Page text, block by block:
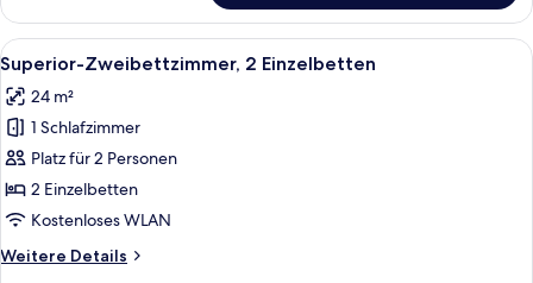
Doppelzimmer,
Queen-
Bett
Alle
Fotos
für
Superior-
Zweibettzimmer,
2 Einzelbetten
anzeigen
Ein Hotelzimmer mit zwei Betten,
5
Superior-Zweibettzimmer, 2 Einzelbetten
24 m²
1 Schlafzimmer
Platz für 2 Personen
2 Einzelbetten
Kostenloses WLAN
Weitere Details
Weitere